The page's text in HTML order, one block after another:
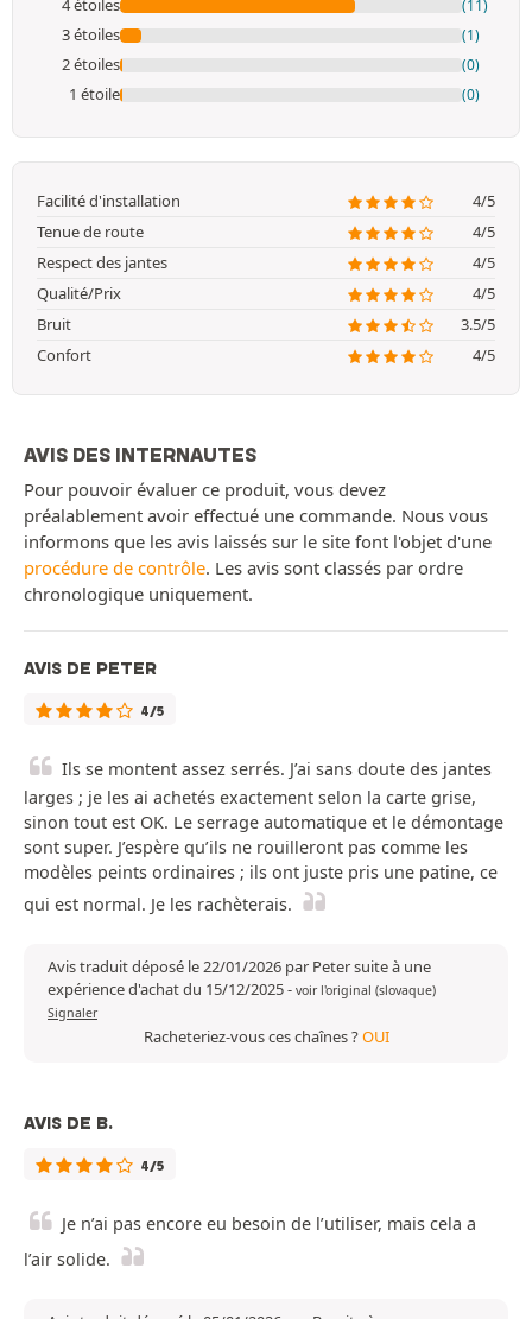
4 étoiles (11)
3 étoiles (1)
2 étoiles (0)
1 étoile (0)
Facilité d'installation
4/5
Tenue de route
4/5
Respect des jantes
4/5
Qualité/Prix
4/5
Bruit
3.5/5
Confort
4/5
AVIS DES INTERNAUTES
Pour pouvoir évaluer ce produit, vous devez
préalablement avoir effectué une commande. Nous vous
informons que les avis laissés sur le site font l'objet d'une
procédure de contrôle. Les avis sont classés par ordre
chronologique uniquement.
AVIS DE PETER
4/5
Ils se montent assez serrés. J’ai sans doute des jantes
larges ; je les ai achetés exactement selon la carte grise,
sinon tout est OK. Le serrage automatique et le démontage
sont super. J’espère qu’ils ne rouilleront pas comme les
modèles peints ordinaires ; ils ont juste pris une patine, ce
qui est normal. Je les rachèterais.
Avis traduit déposé le 22/01/2026 par Peter suite à une
expérience d'achat du 15/12/2025- voir l'original (slovaque)
Signaler
Racheteriez-vous ces chaînes ?OUI
AVIS DE B.
4/5
Je n’ai pas encore eu besoin de l’utiliser, mais cela a
l’air solide.